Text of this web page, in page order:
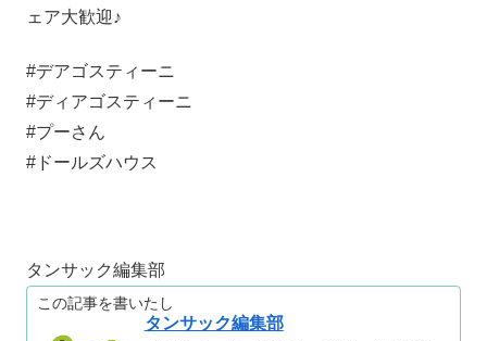
ェア大歓迎♪
#デアゴスティーニ
#ディアゴスティーニ
#プーさん
#ドールズハウス
タンサック編集部
この記事を書いたし
タンサック編集部